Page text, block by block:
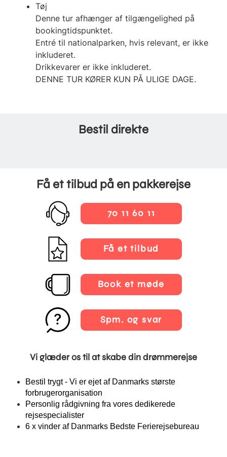
Tøj
Denne tur afhænger af tilgængelighed på
bookingtidspunktet.
Entré til nationalparken, hvis relevant, er ikke
inkluderet.
Drikkevarer er ikke inkluderet.
DENNE TUR KØRER KUN PÅ ULIGE DAGE.
Bestil direkte
Få et tilbud på en pakkerejse
70 11 60 11
Få et tilbud
Book et møde
Spm. og svar
Vi glæder os til at skabe din drømmerejse
Bestil trygt - Vi er ejet af Danmarks største
forbrugerorganisation
Personlig rådgivning fra vores dedikerede
rejsespecialister
6 x vinder af Danmarks Bedste Ferierejsebureau